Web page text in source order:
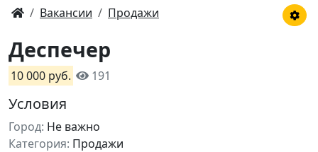
Вакансии Продажи
Деспечер
10 000 руб. 191
Условия
Город: Не важно
Категория: Продажи